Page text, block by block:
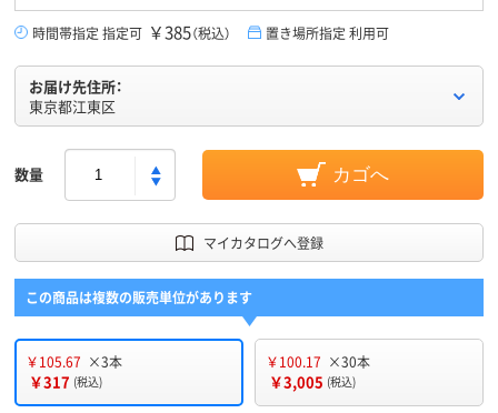
時間帯指定 指定可 ￥385（税込） 置き場所指定 利用可
お届け先住所：
東京都江東区
数量 カゴへ
マイカタログへ登録
この商品は複数の販売単位があります
￥105.67 ×3本
￥317 (税込)
￥100.17 ×30本
￥3,005 (税込)